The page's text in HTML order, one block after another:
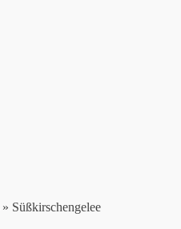
» Süßkirschengelee